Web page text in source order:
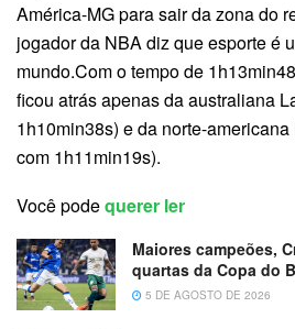
América-MG para sair da zona do
jogador da NBA diz que esporte é
mundo.Com o tempo de
ficou atrás apenas da australiana
1h10min38s) e da norte-
com 1h11min19s).
Você podequerer ler
Maiores campeões,
quartas da Copa do
5 DE AGOSTO DE 2026